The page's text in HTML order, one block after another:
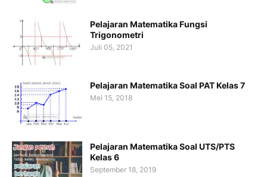
Pelajaran Matematika Fungsi
Trigonometri
Juli 05, 2021
Pelajaran Matematika Soal PAT Kelas 7
Mei 15, 2018
Pelajaran Matematika Soal UTS/PTS
Kelas 6
September 18, 2019